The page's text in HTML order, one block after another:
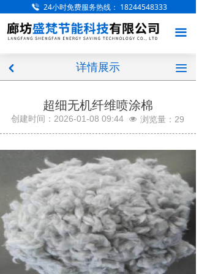
끀
网站首页
关于我们
产品展示
工程案例
服务项目
厂房厂区
新闻中心
访客留言
联系我们
24小时免费服务热线： 18244548333
详情展示
낒 끀
超细无机纤维喷涂棉
创建时间： 2026-01-08 09:44 넶 浏览量： 29